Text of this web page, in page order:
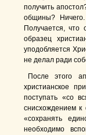
получить
общины?
Получается,
образец
уподобляется
не делал ради
После этого
христианское
поступать «со
снисхождением к
«сохранять
необходимо